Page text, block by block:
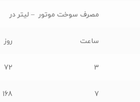
مصرف سوخت موتور – لیتر در
ساعت روز
3
72
7
168